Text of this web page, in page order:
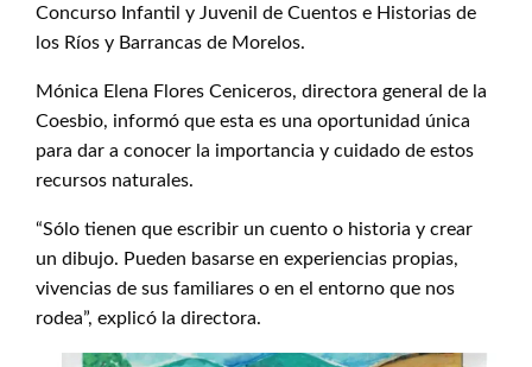
Concurso Infantil y Juvenil de Cuentos e Historias de
los Ríos y Barrancas de Morelos.
Mónica Elena Flores Ceniceros, directora general de la
Coesbio, informó que esta es una oportunidad única
para dar a conocer la importancia y cuidado de estos
recursos naturales.
“Sólo tienen que escribir un cuento o historia y crear
un dibujo. Pueden basarse en experiencias propias,
vivencias de sus familiares o en el entorno que nos
rodea”, explicó la directora.